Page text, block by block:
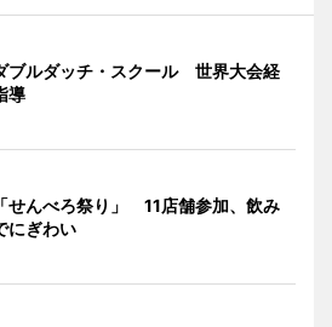
ブルダッチ・スクール 世界大会経
導
せんべろ祭り」 11店舗参加、飲み
にぎわい